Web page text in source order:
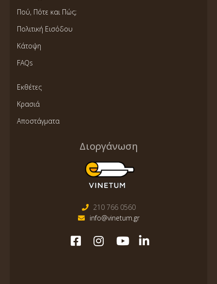
Πού, Πότε και Πώς;
Πολιτική Εισόδου
Κάτοψη
FAQs
Εκθέτες
Κρασιά
Αποστάγματα
Διοργάνωση
210 766 0560
info@vinetum.gr